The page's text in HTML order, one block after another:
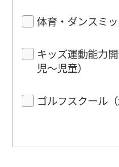
体育・ダンスミッ
キッズ運動能力
児〜児童）
ゴルフスクール（